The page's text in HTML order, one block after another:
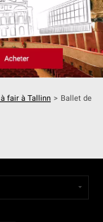
fair à Tallinn > Ballet de